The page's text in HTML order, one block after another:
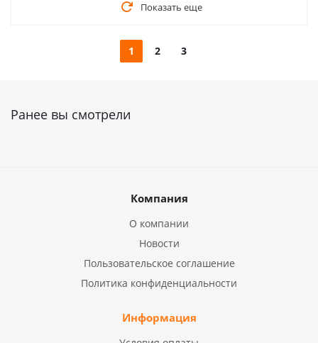
Показать еще
1 2 3
Ранее вы смотрели
Компания
О компании
Новости
Пользовательское соглашение
Политика конфиденциальности
Информация